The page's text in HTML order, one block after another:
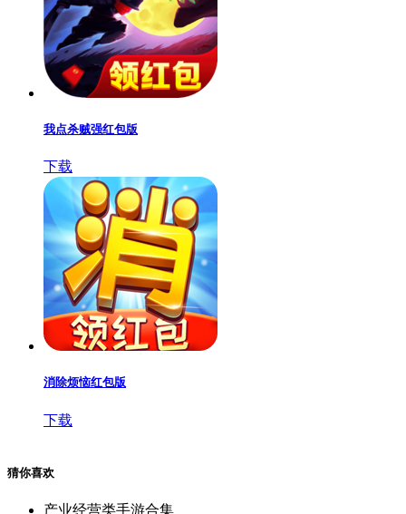
我点杀贼强红包版
下载
消除烦恼红包版
下载
猜你喜欢
产业经营类手游合集